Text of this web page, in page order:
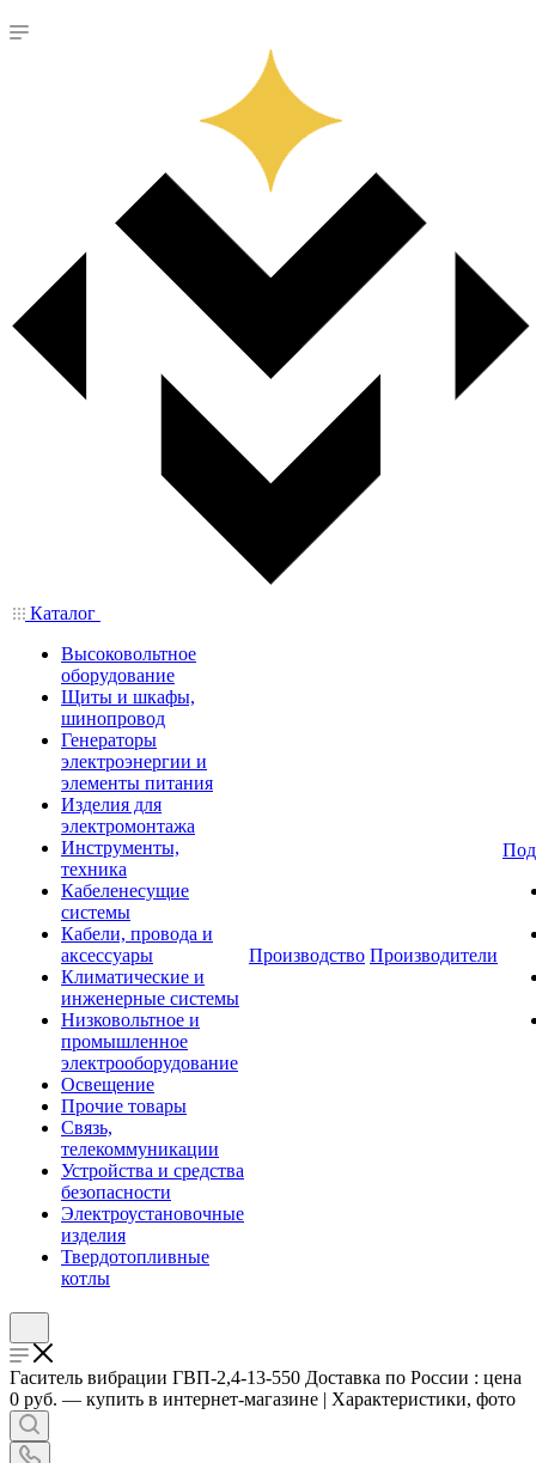
Каталог
Высоковольтное
оборудование
Щиты и шкафы,
шинопровод
Генераторы
электроэнергии и
элементы питания
Изделия для
электромонтажа
Инструменты,
техника
Кабеленесущие
системы
Кабели, провода и
аксессуары
Климатические и
инженерные системы
Низковольтное и
промышленное
электрооборудование
Освещение
Прочие товары
Связь,
телекоммуникации
Устройства и средства
безопасности
Электроустановочные
изделия
Твердотопливные
котлы
Производство Производители
Гаситель вибрации ГВП-2,4-13-550 Доставка по России : цена
0 руб. — купить в интернет-магазине | Характеристики, фото